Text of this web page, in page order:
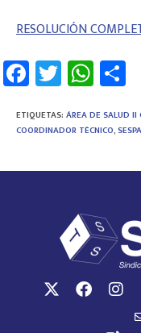
RESOLUCIÓN
Fa
ce
b
ok
T
wi
tt
W
h
at
p
ETIQUETAS: ÁREA DE SALUD II
COORDINADOR TÉCNICO,SESPA